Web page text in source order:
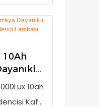
şarj
10Ah
Başlığı10ah
Kafa